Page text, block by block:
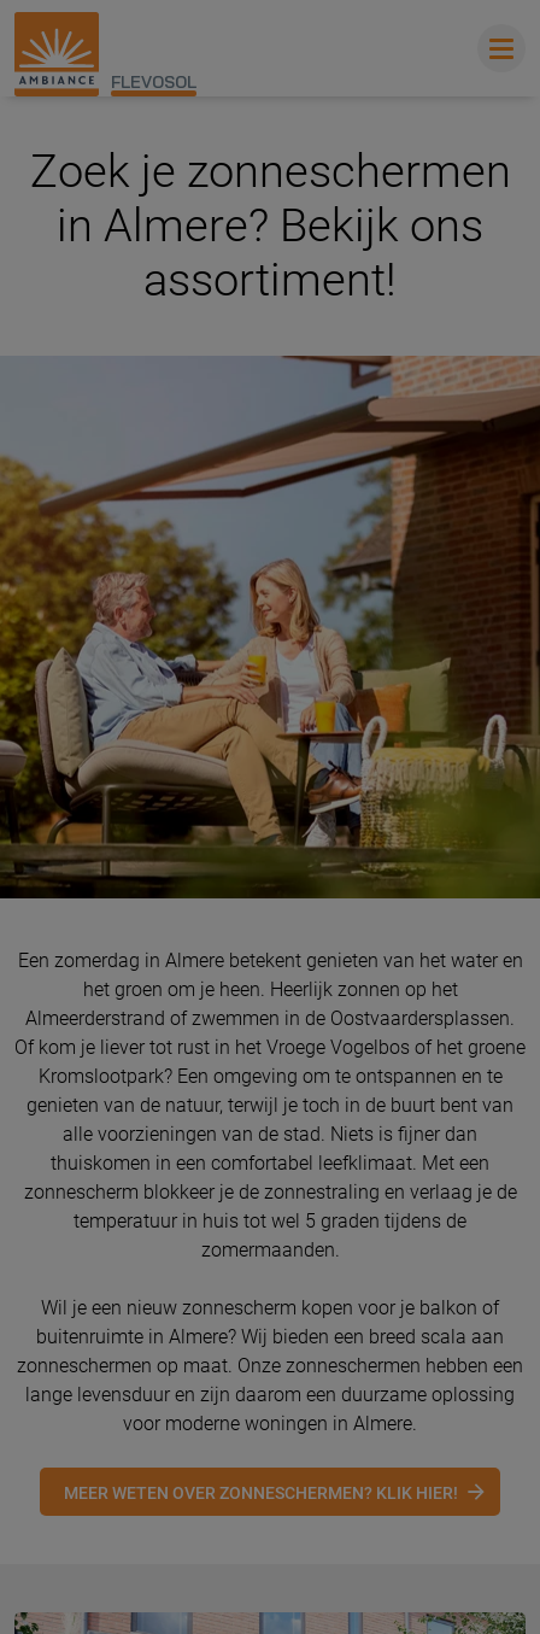
FLEVOSOL
Zoek je zonneschermen
in Almere? Bekijk ons
assortiment!
Een zomerdag in Almere betekent genieten van het water en
het groen om je heen. Heerlijk zonnen op het
Almeerderstrand of zwemmen in de Oostvaardersplassen.
Of kom je liever tot rust in het Vroege Vogelbos of het groene
Kromslootpark? Een omgeving om te ontspannen en te
genieten van de natuur, terwijl je toch in de buurt bent van
alle voorzieningen van de stad. Niets is fijner dan
thuiskomen in een comfortabel leefklimaat. Met een
zonnescherm blokkeer je de zonnestraling en verlaag je de
temperatuur in huis tot wel 5 graden tijdens de
zomermaanden.
Wil je een nieuw zonnescherm kopen voor je balkon of
buitenruimte in Almere? Wij bieden een breed scala aan
zonneschermen op maat. Onze zonneschermen hebben een
lange levensduur en zijn daarom een duurzame oplossing
voor moderne woningen in Almere.
MEER WETEN OVER ZONNESCHERMEN? KLIK HIER!